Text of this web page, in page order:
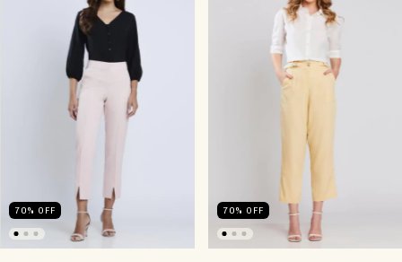
70% OFF 70% OFF